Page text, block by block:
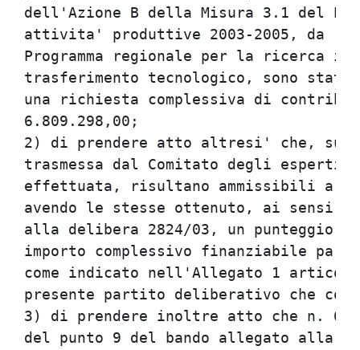
dell'Azione B della Misura
attivita' produttive 2003-
Programma regionale per la
trasferimento tecnologico,
una richiesta complessiva
2) di prendere atto altresi'
trasmessa dal Comitato
effettuata, risultano
avendo le stesse ottenuto, ai
alla delibera 2824/03, un
importo complessivo
come indicato nell'Allegato
presente partito deliberativo
3) di prendere inoltre atto che
del punto 9 del bando allegato